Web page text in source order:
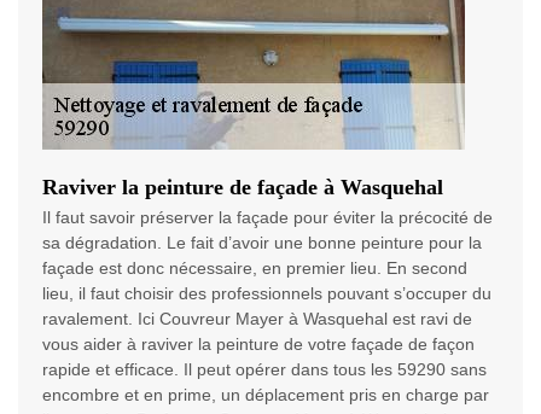
Raviver la peinture de façade à Wasquehal
Il faut savoir préserver la façade pour éviter la précocité de
sa dégradation. Le fait d’avoir une bonne peinture pour la
façade est donc nécessaire, en premier lieu. En second
lieu, il faut choisir des professionnels pouvant s’occuper du
ravalement. Ici Couvreur Mayer à Wasquehal est ravi de
vous aider à raviver la peinture de votre façade de façon
rapide et efficace. Il peut opérer dans tous les 59290 sans
encombre et en prime, un déplacement pris en charge par